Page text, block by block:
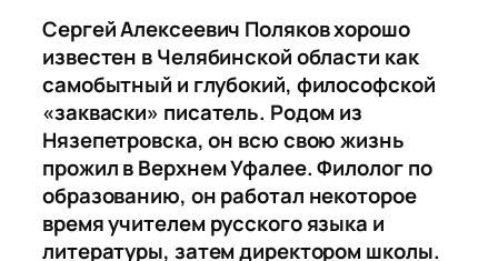
Сергей Алексеевич Поляков хорошо
известен в Челябинской области как
самобытный и глубокий, философской
«закваски» писатель. Родом из
Нязепетровска, он всю свою жизнь
прожил в Верхнем Уфалее. Филолог по
образованию, он работал некоторое
время учителем русского языка и
литературы, затем директором школы.